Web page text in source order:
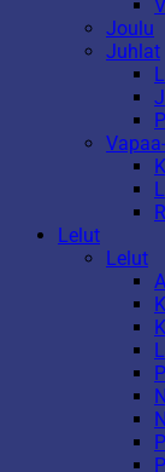
Joulu
Juhlat
Lelut
Lelut